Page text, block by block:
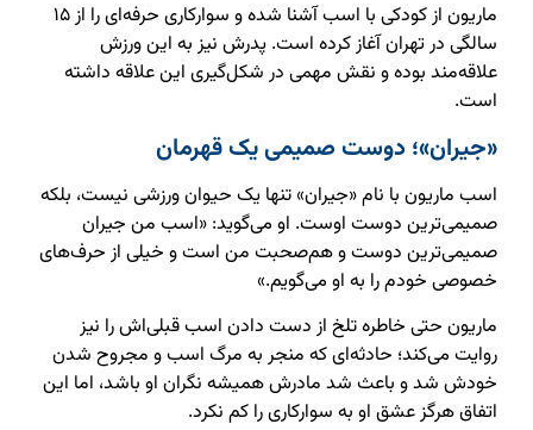
ماریون از کودکی با اسب آشنا شده و سوارکاری حرفه‌ای را از ۱۵
سالگی در تهران آغاز کرده است. پدرش نیز به این ورزش
علاقه‌مند بوده و نقش مهمی در شکل‌گیری این علاقه داشته
است.
«جیران»؛ دوست صمیمی یک قهرمان
اسب ماریون با نام «جیران» تنها یک حیوان ورزشی نیست، بلکه
صمیمی‌ترین دوست اوست. او می‌گوید: «اسب من جیران
صمیمی‌ترین دوست و هم‌صحبت من است و خیلی از حرف‌های
خصوصی خودم را به او می‌گویم.»
ماریون حتی خاطره تلخ از دست دادن اسب قبلی‌اش را نیز
روایت می‌کند؛ حادثه‌ای که منجر به مرگ اسب و مجروح شدن
خودش شد و باعث شد مادرش همیشه نگران او باشد، اما این
اتفاق هرگز عشق او به سوارکاری را کم نکرد.